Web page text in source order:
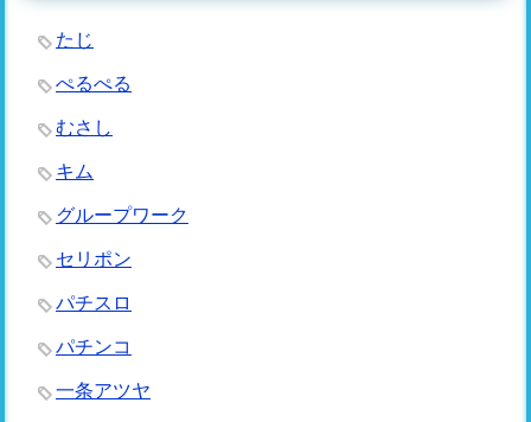
たじ
ぺるぺる
むさし
キム
グループワーク
セリポン
パチスロ
パチンコ
一条アツヤ